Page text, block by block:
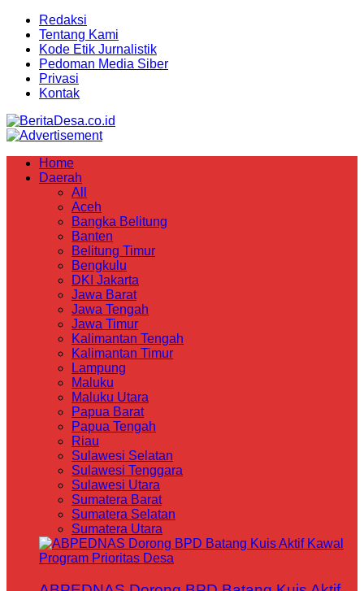
Redaksi
Tentang Kami
Kode Etik Jurnalistik
Pedoman Media Siber
Privasi
Kontak
Home
Daerah
All
Aceh
Bangka Belitung
Banten
Belitung Timur
Bengkulu
DKI Jakarta
Jawa Barat
Jawa Tengah
Jawa Timur
Kalimantan Tengah
Kalimantan Timur
Lampung
Maluku
Maluku Utara
Papua Barat
Papua Tengah
Riau
Sulawesi Selatan
Sulawesi Tenggara
Sulawesi Utara
Sumatera Barat
Sumatera Selatan
Sumatera Utara